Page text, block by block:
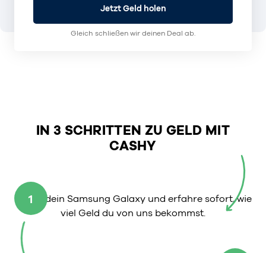
Jetzt Geld holen
Gleich schließen wir deinen Deal ab.
IN 3 SCHRITTEN ZU GELD MIT
CASHY
1
Wähle dein Samsung Galaxy und erfahre sofort, wie
viel Geld du von uns bekommst.